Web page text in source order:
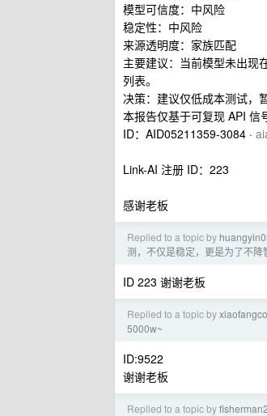
模型可信度：中风险
稳定性：中风险
来源透明度：家族匹配
主要建议：当前模型未出现
列表。
决策：建议仅低成本测试，
本报告仅基于可复现 API 信
ID：AID05211359-3084 ·
Link-AI 注册 ID：223
感谢老板
Replied to a topic by
测，不仅是稳定，更是为了不降
ID 223 谢谢老板
Replied to a topic by
5000w~
ID:9522
谢谢老板
Replied to a topic by